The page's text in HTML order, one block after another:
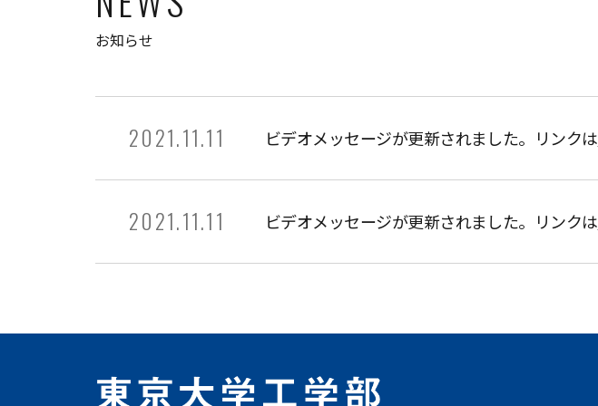
お知らせ
2021.11.11 ビデオメッセージが更新されました。リンクは
2021.11.11 ビデオメッセージが更新されました。リンクは